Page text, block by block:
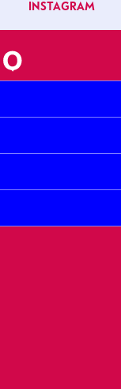
INSTAGRAM